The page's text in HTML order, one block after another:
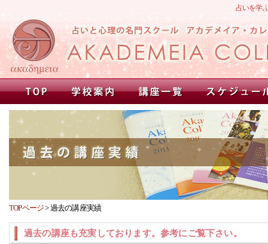
占いを学
TOPページ>過去の講座実績
過去の講座も充実しております。参考にご覧下さい。